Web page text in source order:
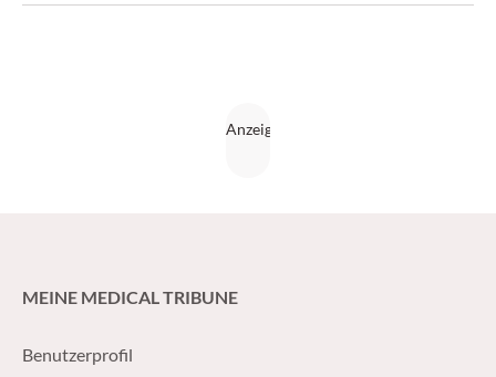
MEINE MEDICAL TRIBUNE
Benutzerprofil